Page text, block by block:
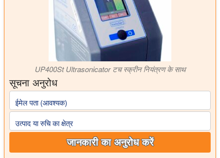
UP400St Ultrasonicator टच स्क्रीन नियंत्रण के साथ
सूचना अनुरोध
ईमेल पता (आवश्यक)
उत्पाद या रुचि का क्षेत्र
जानकारी का अनुरोध करें